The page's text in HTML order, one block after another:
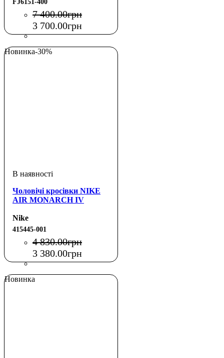
FJ6151-400
7 400.00грн
3 700.00грн
Новинка-30%
Чоловічі кросівки NIKE
AIR MONARCH IV
Nike
415445-001
4 830.00грн
3 380.00грн
Новинка